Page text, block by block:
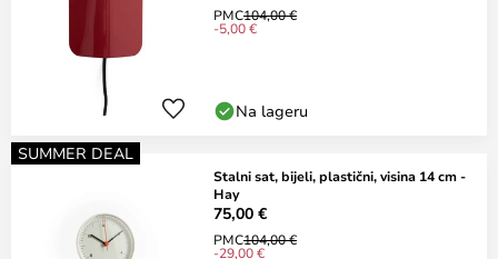
PMC104,00 €
-5,00 €
Na lageru
SUMMER DEAL
Stalni sat, bijeli, plastični, visina 14 cm -
Hay
75,00 €
PMC104,00 €
-29,00 €